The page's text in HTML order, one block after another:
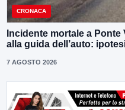
CRONACA
Incidente mortale a
alla guida dell’auto:
7 AGOSTO 2026